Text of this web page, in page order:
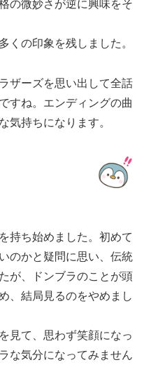
の微妙さが逆に興味をそ
くの印象を残しました。
ザーズを思い出して全話
すね。エンディングの曲
気持ちになります。
持ち始めました。初めて
のかと疑問に思い、伝統
が、ドンブラのことが頭
、結局見るのをやめまし
見て、思わず笑顔になっ
な気分になってみません